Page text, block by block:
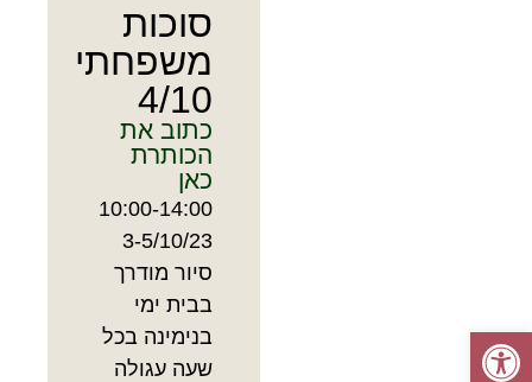
סוכות
משפחתי
4/10
כתוב את
הכותרת
כאן
10:00-14:00
3-5/10/23
סיור מודרך
בבית ימי
בנימינה בכל
שעה עגולה
פתח סרגל נגישות